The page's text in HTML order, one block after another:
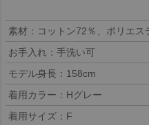
素材：コットン72％、ポリエス
お手入れ：手洗い可
モデル身長：158cm
着用カラー：Hグレー
着用サイズ：F